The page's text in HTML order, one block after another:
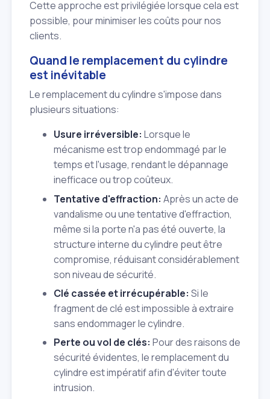
Cette approche est privilégiée lorsque cela est
possible, pour minimiser les coûts pour nos
clients.
Quand le remplacement du cylindre
est inévitable
Le remplacement du cylindre s'impose dans
plusieurs situations:
Usure irréversible: Lorsque le
mécanisme est trop endommagé par le
temps et l'usage, rendant le dépannage
inefficace ou trop coûteux.
Tentative d'effraction: Après un acte de
vandalisme ou une tentative d'effraction,
même si la porte n'a pas été ouverte, la
structure interne du cylindre peut être
compromise, réduisant considérablement
son niveau de sécurité.
Clé cassée et irrécupérable: Si le
fragment de clé est impossible à extraire
sans endommager le cylindre.
Perte ou vol de clés: Pour des raisons de
sécurité évidentes, le remplacement du
cylindre est impératif afin d'éviter toute
intrusion.